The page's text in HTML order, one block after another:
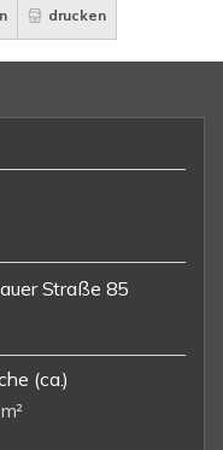
drucken
Straße 85
(ca.)